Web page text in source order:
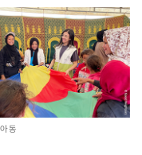
동